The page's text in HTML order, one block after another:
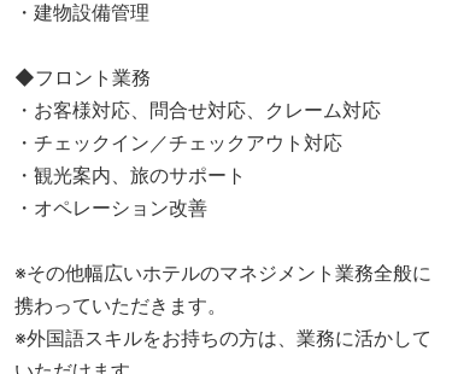
・建物設備管理
◆フロント業務
・お客様対応、問合せ対応、クレーム対応
・チェックイン／チェックアウト対応
・観光案内、旅のサポート
・オペレーション改善
※その他幅広いホテルのマネジメント業務全般に
携わっていただきます。
※外国語スキルをお持ちの方は、業務に活かして